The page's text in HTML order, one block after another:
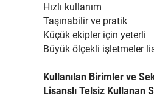
Hızlı kullanım
Taşınabilir ve pratik
Küçük ekipler için yeterli
Büyük ölçekli işletmeler
Kullanılan Birimler ve
Lisanslı Telsiz Kullanan